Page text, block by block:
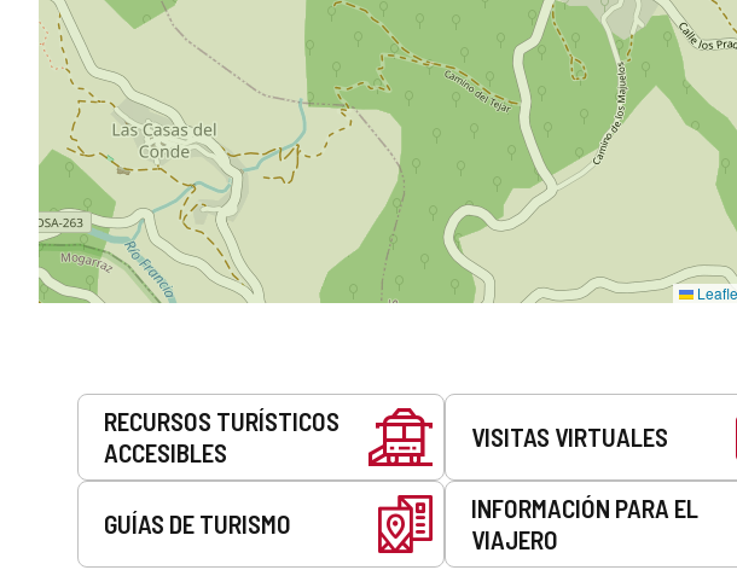
Servicios
RECURSOS TURÍSTICOS
ACCESIBLES
VISITAS VIRTUALES
GUÍAS DE TURISMO
INFORMACIÓN PARA EL
VIAJERO